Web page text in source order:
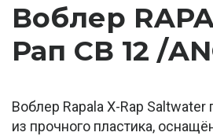
Воблер
Рап СВ 12 /
Воблер Rapala X-Rap Saltwater
из прочного пластика,